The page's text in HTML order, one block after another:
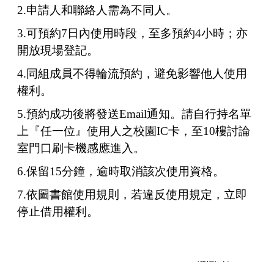
2.申請人和聯絡人需為不同人。
3.可預約7日內使用時段，至多預約4小時；亦
開放現場登記。
4.同組成員不得輪流預約，避免影響他人使用
權利。
5.預約成功後將發送Email通知。請自行持名單
上『任一位』使用人之校園IC卡，至10樓討論
室門口刷卡機感應進入。
6.保留15分鐘，逾時取消該次使用資格。
7.依圖書館使用規則，若違反使用規定，立即
停止借用權利。